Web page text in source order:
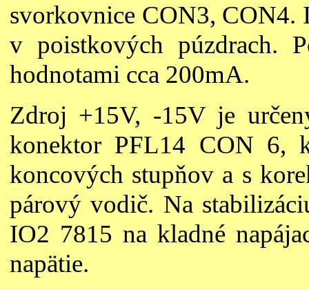
svorkovnice CON3, CON4.
v poistkových púzdrach.
hodnotami cca 200mA.
Zdroj +15V, -15V je
konektor PFL14 CON 6,
koncových stupňov a s
párový vodič. Na
IO2 7815 na kladné
napätie.